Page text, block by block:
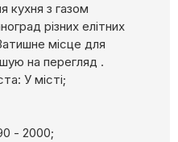
кухня з газом
різних елітних
місце для
на перегляд .
У місті;
- 2000;